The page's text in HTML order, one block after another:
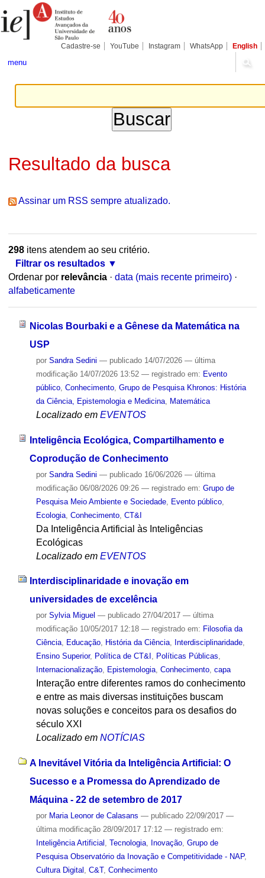
para
conteúdo.
Pessoais
Cadastre-se YouTube Instagram WhatsApp English
menu
Resultado da busca
Assinar um RSS sempre atualizado.
298itens atendem ao seu critério.
Filtrar os resultados
Ordenar por relevância · data (mais recente primeiro) ·
alfabeticamente
Nicolas Bourbaki e a Gênese da Matemática na
USP
por Sandra Sedini — publicado14/07/2026 — última
modificação14/07/2026 13:52 — registrado em: Evento
público, Conhecimento, Grupo de Pesquisa Khronos: História
da Ciência, Epistemologia e Medicina, Matemática
Localizado em EVENTOS
Inteligência Ecológica, Compartilhamento e
Coprodução de Conhecimento
por Sandra Sedini — publicado16/06/2026 — última
modificação06/08/2026 09:26 — registrado em: Grupo de
Pesquisa Meio Ambiente e Sociedade, Evento público,
Ecologia, Conhecimento, CT&I
Da Inteligência Artificial às Inteligências
Ecológicas
Localizado em EVENTOS
Interdisciplinaridade e inovação em
universidades de excelência
por Sylvia Miguel — publicado27/04/2017 — última
modificação10/05/2017 12:18 — registrado em: Filosofia da
Ciência, Educação, História da Ciência, Interdisciplinaridade,
Ensino Superior, Política de CT&I , Políticas Públicas,
Internacionalização, Epistemologia, Conhecimento, capa
Interação entre diferentes ramos do conhecimento
e entre as mais diversas instituições buscam
novas soluções e conceitos para os desafios do
século XXI
Localizado em NOTÍCIAS
A Inevitável Vitória da Inteligência Artificial: O
Sucesso e a Promessa do Aprendizado de
Máquina - 22 de setembro de 2017
por Maria Leonor de Calasans — publicado22/09/2017 —
última modificação28/09/2017 17:12 — registrado em:
Inteligência Artificial , Tecnologia, Inovação, Grupo de
Pesquisa Observatório da Inovação e Competitividade - NAP,
Cultura Digital , C&T, Conhecimento